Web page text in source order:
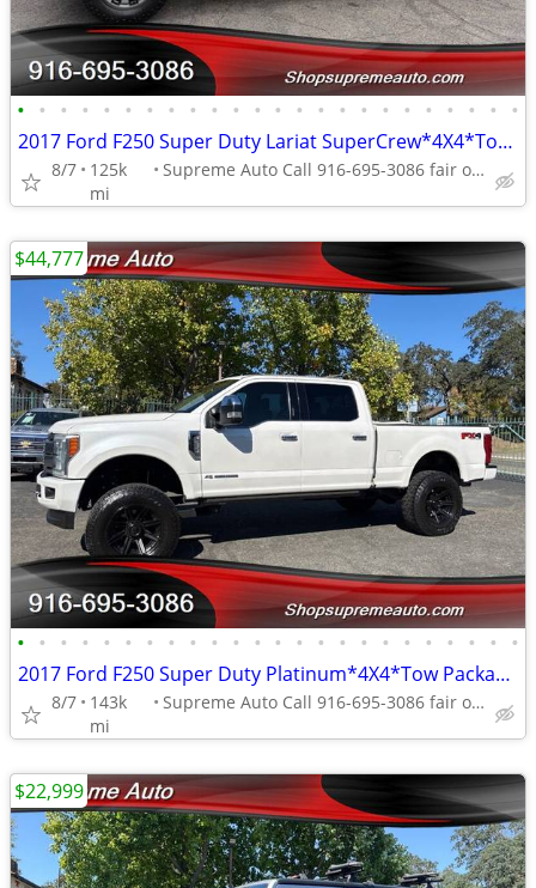
• • • • • • • • • • • • • • • • • • • • • • • •
2017 Ford F250 Super Duty Lariat SuperCrew*4X4*Tow Package*Lifted*FX4*
8/7
125k
mi
Supreme Auto Call 916-695-3086 fair oaks
• • • • • • • • • • • • • • • • • • • • • • • •
2017 Ford F250 Super Duty Platinum*4X4*Tow Package*Lifted*Loaded*FX4*
8/7
143k
mi
Supreme Auto Call 916-695-3086 fair oaks
$44,777
$22,999